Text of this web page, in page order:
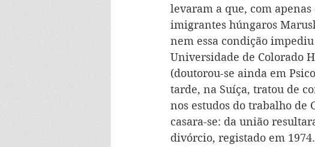
levaram a que, com
imigrantes húngaros
nem essa condição
Universidade de Colorado
(doutorou-se ainda em
tarde, na Suíça, tratou de
nos estudos do trabalho de
casara-se: da união
divórcio, registado em